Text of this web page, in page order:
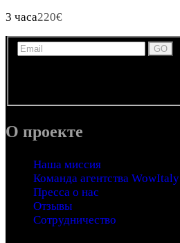
3 часа220€
О проекте
Наша миссия
Команда агентства WowItaly
Пресса о нас
Отзывы
Сотрудничество